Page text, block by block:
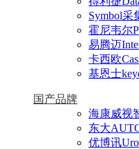
Symbol采
霍尼韦尔
易腾迈
卡西欧
基恩士
国产品牌
海康威视
东大
优博讯